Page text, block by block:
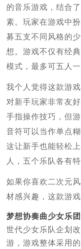
的音乐游戏，结合
素。玩家在游戏中
募五支不同风格的
想。游戏不仅有经
模式，最多可五人
我个人觉得这款游
对新手玩家非常友
手指操作技巧，但
音符可以当作单点
这让新手也能轻松
人，五个乐队各有
如果你喜欢二次元
材感兴趣，这款游
梦想协奏曲少女乐
世代少女乐队企划
游，游戏整体采用